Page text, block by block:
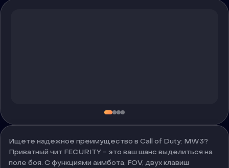
Ищете надежное преимущество в Call of Duty: MW3?
Приватный чит FECURITY - это ваш шанс выделиться на
поле боя. С функциями аимбота, FOV, двух клавиш